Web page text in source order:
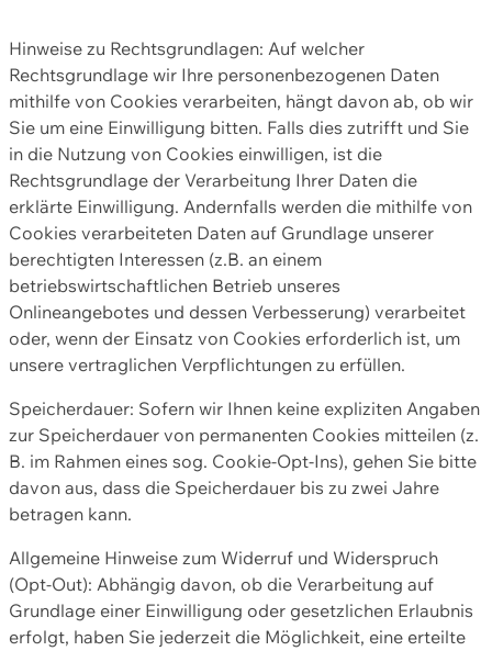
Hinweise zu Rechtsgrundlagen: Auf welcher
Rechtsgrundlage wir Ihre personenbezogenen Daten
mithilfe von Cookies verarbeiten, hängt davon ab, ob wir
Sie um eine Einwilligung bitten. Falls dies zutrifft und Sie
in die Nutzung von Cookies einwilligen, ist die
Rechtsgrundlage der Verarbeitung Ihrer Daten die
erklärte Einwilligung. Andernfalls werden die mithilfe von
Cookies verarbeiteten Daten auf Grundlage unserer
berechtigten Interessen (z.B. an einem
betriebswirtschaftlichen Betrieb unseres
Onlineangebotes und dessen Verbesserung) verarbeitet
oder, wenn der Einsatz von Cookies erforderlich ist, um
unsere vertraglichen Verpflichtungen zu erfüllen.
Speicherdauer: Sofern wir Ihnen keine expliziten Angaben
zur Speicherdauer von permanenten Cookies mitteilen (z.
B. im Rahmen eines sog. Cookie-Opt-Ins), gehen Sie bitte
davon aus, dass die Speicherdauer bis zu zwei Jahre
betragen kann.
Allgemeine Hinweise zum Widerruf und Widerspruch
(Opt-Out): Abhängig davon, ob die Verarbeitung auf
Grundlage einer Einwilligung oder gesetzlichen Erlaubnis
erfolgt, haben Sie jederzeit die Möglichkeit, eine erteilte